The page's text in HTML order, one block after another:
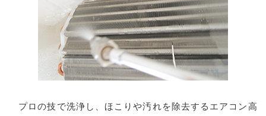
プロの技で洗浄し、ほこりや汚れを除去するエアコン高